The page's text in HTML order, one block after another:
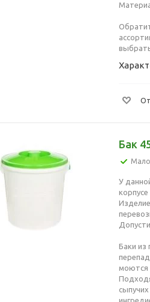
Бак
Мало
У
Баки из
моются